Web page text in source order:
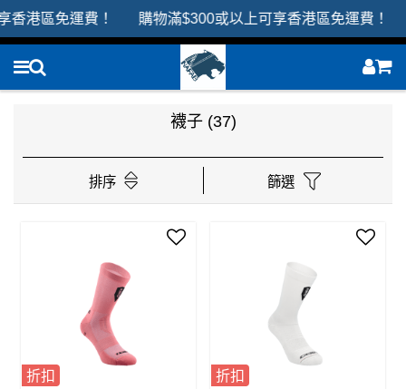
港區免運費！ 購物滿$300或以上可享香港區免運費！
襪子 (37)
排序 篩選
折扣 折扣